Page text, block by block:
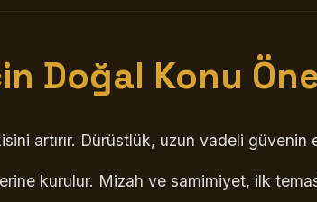
Doğal Konu
artırır. Dürüstlük, uzun vadeli güvenin
kurulur. Mizah ve samimiyet, ilk